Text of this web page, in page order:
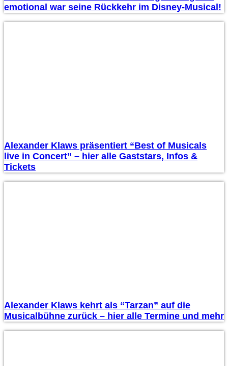
emotional war seine Rückkehr im Disney-Musical!
Alexander Klaws präsentiert “Best of Musicals
live in Concert” – hier alle Gaststars, Infos &
Tickets
Alexander Klaws kehrt als “Tarzan” auf die
Musicalbühne zurück – hier alle Termine und mehr